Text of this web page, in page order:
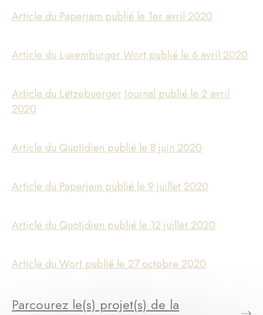
Article du Paperjam publié le 1er avril 2020
Article du Luxemburger Wort publié le 6 avril 2020
Article du Lëtzebuerger Journal publié le 2 avril
2020
Article du Quotidien publié le 8 juin 2020
Article du Paperjam publié le 9 juillet 2020
Article du Quotidien publié le 12 juillet 2020
Article du Wort publié le 27 octobre 2020
Parcourez le(s) projet(s) de la